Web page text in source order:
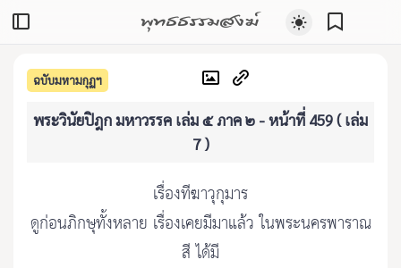
พุทธธรรมสงฆ์
ฉบับมหามกุฏฯ
พระวินัยปิฎก มหาวรรค เล่ม ๕ ภาค ๒ - หน้าที่ 459 ( เล่ม
7 )
เรื่องทีฆาวุกุมาร
ดูก่อนภิกษุทั้งหลาย เรื่องเคยมีมาแล้ว ในพระนครพาราณ
สี ได้มี